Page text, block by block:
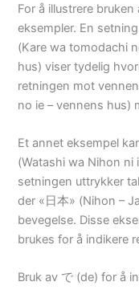
For å illustrere
eksempler. En
(Kare wa tomodachi
hus) viser tydelig
retningen mot
no ie – vennens hus)
Et annet eksempel
(Watashi wa Nihon ni
setningen uttrykker
der «日本» (Nihon –
bevegelse. Disse
brukes for å indikere
Bruk av で (de) for å